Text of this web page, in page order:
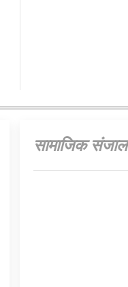
सामाजिक संजाल